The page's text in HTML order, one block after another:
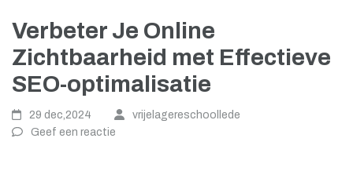
Verbeter Je Online
Zichtbaarheid met Effectieve
SEO-optimalisatie
29 dec,2024
vrijelagereschoollede
Geef een reactie